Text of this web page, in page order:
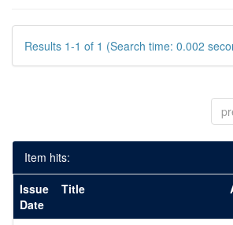
Results 1-1 of 1 (Search time: 0.002
Item hits:
Issue
Date
Title